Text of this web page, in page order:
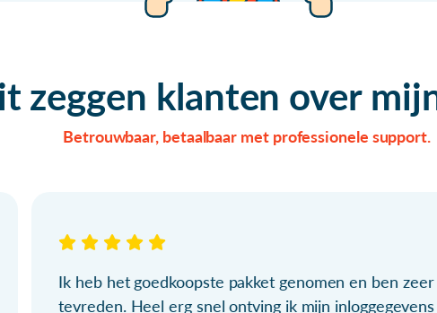
zeggen klanten over
Betrouwbaar, betaalbaar met professionele support.
Ik heb het goedkoopste pakket genomen en ben zeer
tevreden. Heel erg snel ontving ik mijn inloggegevens